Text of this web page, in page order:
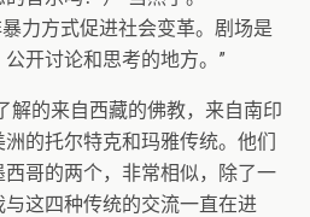
力方式促进社会变革。剧场是
开讨论和思考的地方。”
解的来自西藏的佛教，来自南印
的托尔特克和玛雅传统。他们
哥的两个，非常相似，除了一
这四种传统的交流一直在进